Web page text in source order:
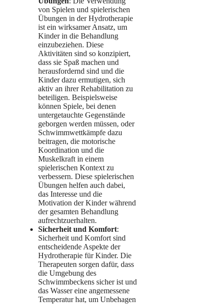
von Spielen und spielerischen
Übungen in der Hydrotherapie
ist ein wirksamer Ansatz, um
Kinder in die Behandlung
einzubeziehen. Diese
Aktivitäten sind so konzipiert,
dass sie Spaß machen und
herausfordernd sind und die
Kinder dazu ermutigen, sich
aktiv an ihrer Rehabilitation zu
beteiligen. Beispielsweise
können Spiele, bei denen
untergetauchte Gegenstände
geborgen werden müssen, oder
Schwimmwettkämpfe dazu
beitragen, die motorische
Koordination und die
Muskelkraft in einem
spielerischen Kontext zu
verbessern. Diese spielerischen
Übungen helfen auch dabei,
das Interesse und die
Motivation der Kinder während
der gesamten Behandlung
aufrechtzuerhalten.
Sicherheit und Komfort:
Sicherheit und Komfort sind
entscheidende Aspekte der
Hydrotherapie für Kinder. Die
Therapeuten sorgen dafür, dass
die Umgebung des
Schwimmbeckens sicher ist und
das Wasser eine angemessene
Temperatur hat, um Unbehagen